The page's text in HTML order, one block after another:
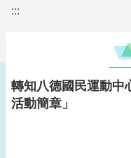
:::
轉知八德國民運動中
活動簡章」